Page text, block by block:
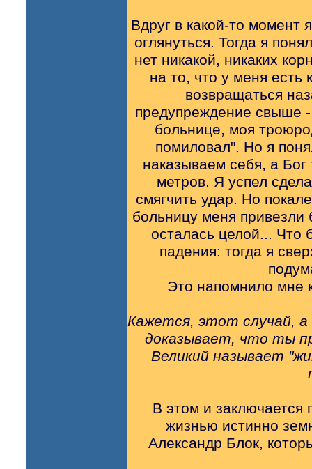
Вдруг в какой-то момент
оглянуться. Тогда я
нет никакой, никаких
на то, что у меня
возвращаться
предупреждение свыше
больнице, моя
помиловал". Но я
наказываем себя, а
метров. Я успел
смягчить удар. Но
больницу меня привезли
осталась целой... Что
падения: тогда я
Это напомнило мне
Кажется, этот случай, а
доказывает, что ты
Великий называет
B этом и заключается
жизнью истинно
Александр Блок,